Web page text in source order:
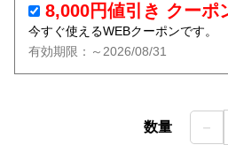
8,000円値引き クーポ
今すぐ使えるWEBクーポンです。
有効期限：～2026/08/31
数量 －